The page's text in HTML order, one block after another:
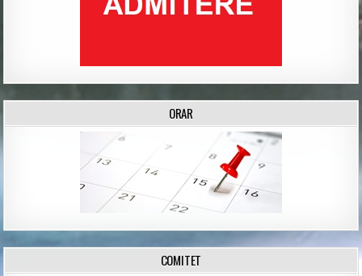
ORAR
COMITET